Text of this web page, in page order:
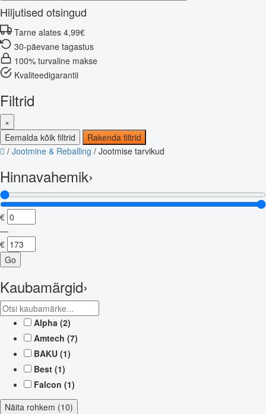
Hiljutised otsingud
Tarne alates 4,99€
30-päevane tagastus
100% turvaline makse
Kvaliteedigarantii
Filtrid
×
Eemalda kõik filtrid
Rakenda filtrid
/ Jootmine & Reballing / Jootmise tarvikud
Hinnavahemik›
€
—
€
Go
Kaubamärgid›
Alpha (2)
Amtech (7)
BAKU (1)
Best (1)
Falcon (1)
Näita rohkem (10)